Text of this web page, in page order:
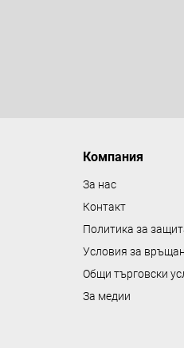
Компания
За нас
Контакт
Политика за
Условия за
Общи търговски
За медии